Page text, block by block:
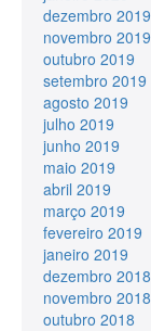
dezembro 2019
novembro 2019
outubro 2019
setembro 2019
agosto 2019
julho 2019
junho 2019
maio 2019
abril 2019
março 2019
fevereiro 2019
janeiro 2019
dezembro 2018
novembro 2018
outubro 2018